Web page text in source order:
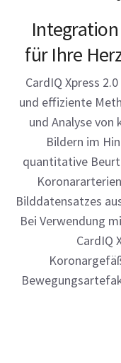
für Ihre
CardIQ Xpress
und effiziente
und Analyse von
Bildern im
quantitative
Bilddatensatzes
Bei Verwendung
CardIQ